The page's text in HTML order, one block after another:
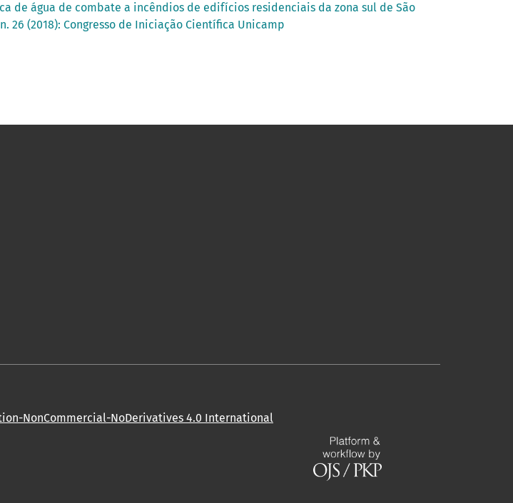
de água de combate a incêndios de edifícios residenciais da zona sul de São
26 (2018): Congresso de Iniciação Científica Unicamp
NonCommercial-NoDerivatives 4.0 International